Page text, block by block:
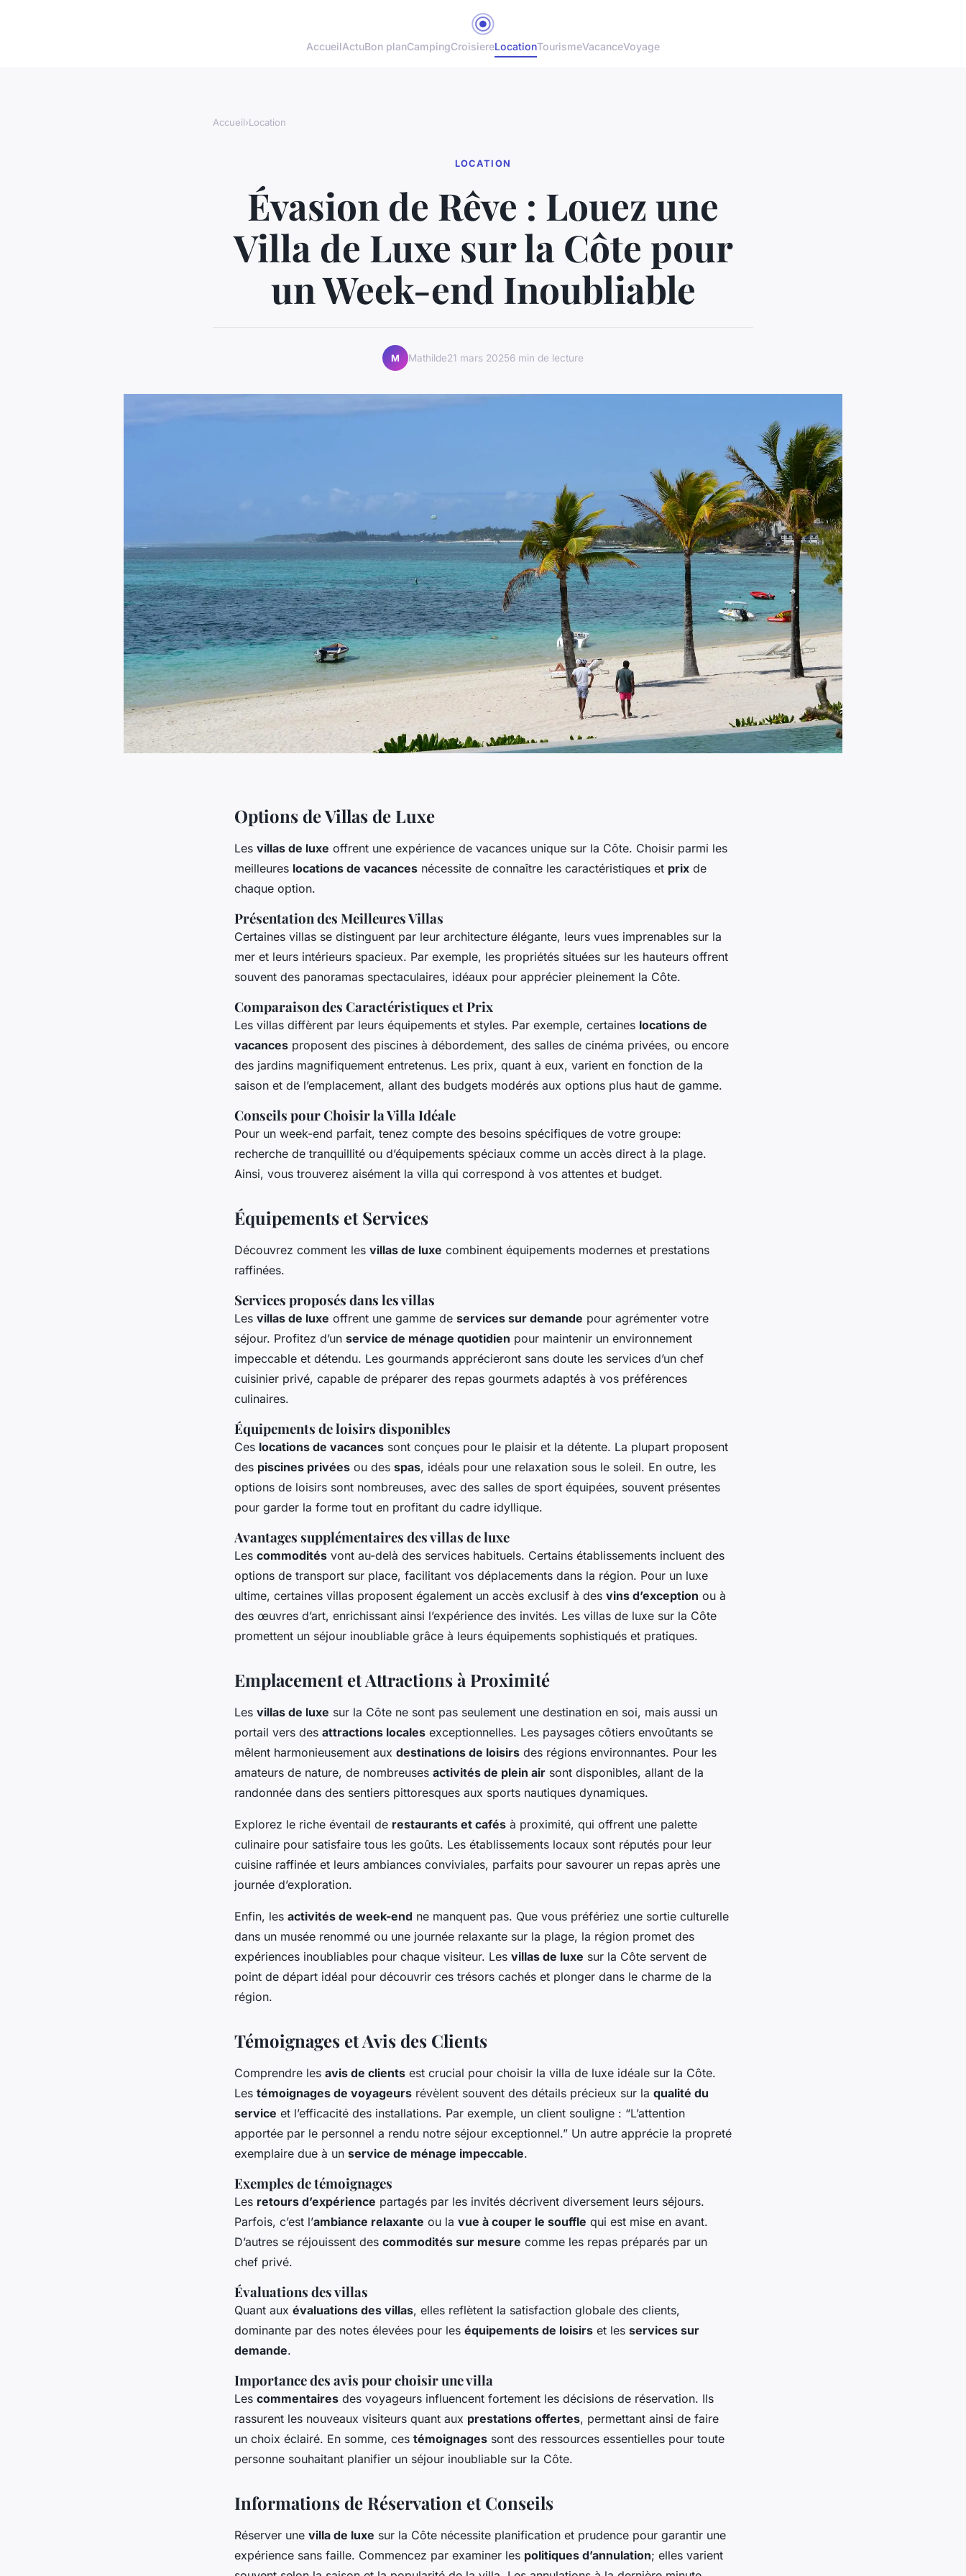
AccueilActuBon planCampingCroisiereLocationTourismeVacanceVoyage
Accueil›Location
LOCATION
Évasion de Rêve : Louez une
Villa de Luxe sur la Côte pour
un Week-end Inoubliable
M Mathilde21 mars 20256 min de lecture
Options de Villas de Luxe
Les villas de luxe offrent une expérience de vacances unique sur la Côte. Choisir parmi les
meilleures locations de vacances nécessite de connaître les caractéristiques et prix de
chaque option.
Présentation des Meilleures Villas
Certaines villas se distinguent par leur architecture élégante, leurs vues imprenables sur la
mer et leurs intérieurs spacieux. Par exemple, les propriétés situées sur les hauteurs offrent
souvent des panoramas spectaculaires, idéaux pour apprécier pleinement la Côte.
Comparaison des Caractéristiques et Prix
Les villas diffèrent par leurs équipements et styles. Par exemple, certaines locations de
vacances proposent des piscines à débordement, des salles de cinéma privées, ou encore
des jardins magnifiquement entretenus. Les prix, quant à eux, varient en fonction de la
saison et de l’emplacement, allant des budgets modérés aux options plus haut de gamme.
Conseils pour Choisir la Villa Idéale
Pour un week-end parfait, tenez compte des besoins spécifiques de votre groupe:
recherche de tranquillité ou d’équipements spéciaux comme un accès direct à la plage.
Ainsi, vous trouverez aisément la villa qui correspond à vos attentes et budget.
Équipements et Services
Découvrez comment les villas de luxe combinent équipements modernes et prestations
raffinées.
Services proposés dans les villas
Les villas de luxe offrent une gamme de services sur demande pour agrémenter votre
séjour. Profitez d’un service de ménage quotidien pour maintenir un environnement
impeccable et détendu. Les gourmands apprécieront sans doute les services d’un chef
cuisinier privé, capable de préparer des repas gourmets adaptés à vos préférences
culinaires.
Équipements de loisirs disponibles
Ces locations de vacances sont conçues pour le plaisir et la détente. La plupart proposent
des piscines privées ou des spas, idéals pour une relaxation sous le soleil. En outre, les
options de loisirs sont nombreuses, avec des salles de sport équipées, souvent présentes
pour garder la forme tout en profitant du cadre idyllique.
Avantages supplémentaires des villas de luxe
Les commodités vont au-delà des services habituels. Certains établissements incluent des
options de transport sur place, facilitant vos déplacements dans la région. Pour un luxe
ultime, certaines villas proposent également un accès exclusif à des vins d’exception ou à
des œuvres d’art, enrichissant ainsi l’expérience des invités. Les villas de luxe sur la Côte
promettent un séjour inoubliable grâce à leurs équipements sophistiqués et pratiques.
Emplacement et Attractions à Proximité
Les villas de luxe sur la Côte ne sont pas seulement une destination en soi, mais aussi un
portail vers des attractions locales exceptionnelles. Les paysages côtiers envoûtants se
mêlent harmonieusement aux destinations de loisirs des régions environnantes. Pour les
amateurs de nature, de nombreuses activités de plein air sont disponibles, allant de la
randonnée dans des sentiers pittoresques aux sports nautiques dynamiques.
Explorez le riche éventail de restaurants et cafés à proximité, qui offrent une palette
culinaire pour satisfaire tous les goûts. Les établissements locaux sont réputés pour leur
cuisine raffinée et leurs ambiances conviviales, parfaits pour savourer un repas après une
journée d’exploration.
Enfin, les activités de week-end ne manquent pas. Que vous préfériez une sortie culturelle
dans un musée renommé ou une journée relaxante sur la plage, la région promet des
expériences inoubliables pour chaque visiteur. Les villas de luxe sur la Côte servent de
point de départ idéal pour découvrir ces trésors cachés et plonger dans le charme de la
région.
Témoignages et Avis des Clients
Comprendre les avis de clients est crucial pour choisir la villa de luxe idéale sur la Côte.
Les témoignages de voyageurs révèlent souvent des détails précieux sur la qualité du
service et l’efficacité des installations. Par exemple, un client souligne : “L’attention
apportée par le personnel a rendu notre séjour exceptionnel.” Un autre apprécie la propreté
exemplaire due à un service de ménage impeccable.
Exemples de témoignages
Les retours d’expérience partagés par les invités décrivent diversement leurs séjours.
Parfois, c’est l’ambiance relaxante ou la vue à couper le souffle qui est mise en avant.
D’autres se réjouissent des commodités sur mesure comme les repas préparés par un
chef privé.
Évaluations des villas
Quant aux évaluations des villas, elles reflètent la satisfaction globale des clients,
dominante par des notes élevées pour les équipements de loisirs et les services sur
demande.
Importance des avis pour choisir une villa
Les commentaires des voyageurs influencent fortement les décisions de réservation. Ils
rassurent les nouveaux visiteurs quant aux prestations offertes, permettant ainsi de faire
un choix éclairé. En somme, ces témoignages sont des ressources essentielles pour toute
personne souhaitant planifier un séjour inoubliable sur la Côte.
Informations de Réservation et Conseils
Réserver une villa de luxe sur la Côte nécessite planification et prudence pour garantir une
expérience sans faille. Commencez par examiner les politiques d’annulation; elles varient